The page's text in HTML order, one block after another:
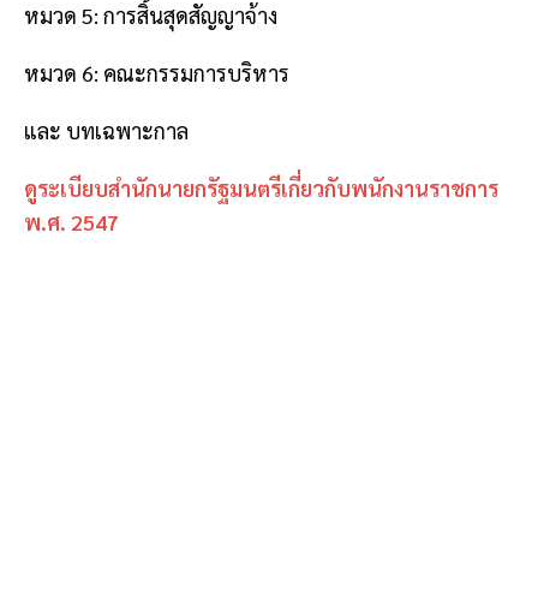
หมวด 5: การสิ้นสุดสัญญาจ้าง
หมวด 6: คณะกรรมการบริหาร
และ บทเฉพาะกาล
ดูระเบียบสำนักนายกรัฐมนตรีเกี่ยวกับพนักงานราชการ
พ.ศ. 2547